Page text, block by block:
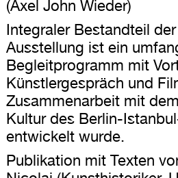
(Axel John Wieder)
Integraler Bestandteil
Ausstellung ist ein
Begleitprogramm mit
Künstlergespräch und
Zusammenarbeit mit
Kultur des Berlin-
entwickelt wurde.
Publikation mit Texten